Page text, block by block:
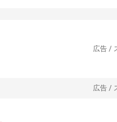
広告 /
広告 /